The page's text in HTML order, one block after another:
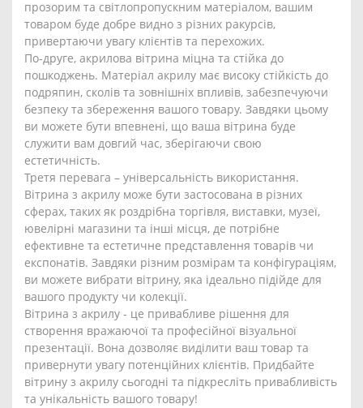
прозорим та світлопропускним матеріалом, вашим
товаром буде добре видно з різних ракурсів,
привертаючи увагу клієнтів та перехожих.
По-друге, акрилова вітрина міцна та стійка до
пошкоджень. Матеріал акрилу має високу стійкість до
подряпин, сколів та зовнішніх впливів, забезпечуючи
безпеку та збереження вашого товару. Завдяки цьому
ви можете бути впевнені, що ваша вітрина буде
служити вам довгий час, зберігаючи свою
естетичність.
Третя перевага – універсальність використання.
Вітрина з акрилу може бути застосована в різних
сферах, таких як роздрібна торгівля, виставки, музеї,
ювелірні магазини та інші місця, де потрібне
ефективне та естетичне представлення товарів чи
експонатів. Завдяки різним розмірам та конфігураціям,
ви можете вибрати вітрину, яка ідеально підійде для
вашого продукту чи колекції.
Вітрина з акрилу - це привабливе рішення для
створення вражаючої та професійної візуальної
презентації. Вона дозволяє виділити ваш товар та
привернути увагу потенційних клієнтів. Придбайте
вітрину з акрилу сьогодні та підкресліть привабливість
та унікальність вашого товару!